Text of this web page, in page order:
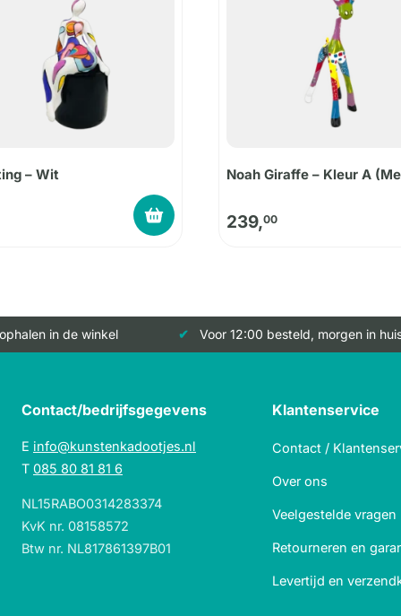
– Wit Noah Giraffe – Kleur A
239,00
in de winkel Voor 12:00 besteld, morgen in
Contact/bedrijfsgegevens
E info@kunstenkadootjes.nl
T 085 80 81 81 6
NL15RABO0314283374
KvK nr. 08158572
Btw nr. NL817861397B01
Klantenservice
Contact /
Over ons
Veelgestelde vragen
Retourneren en
Levertijd en